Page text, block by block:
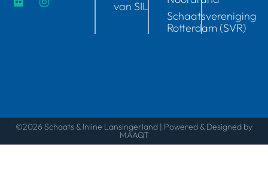
Schaatsvereniging
Rotterdam (SVR)
van SIL
©2026 Schaats & Inline Lansingerland | Powered & Designed by
MAAQT